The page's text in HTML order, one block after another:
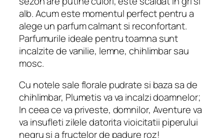
alb. Acum este momentul perfect pentru a
alege un parfum calmant si reconfortant.
Parfumurile ideale pentru toamna sunt
incalzite de vanilie, lemne, chihlimbar sau
mosc.
Cu notele sale florale pudrate si baza sa de
chihlimbar, Plumetis va va incalzi doamnelor;
In ceea ce va priveste, domnilor, Aventure va
va insufleti zilele datorita vioicitatii piperului
negru si a fructelor de padure roz!